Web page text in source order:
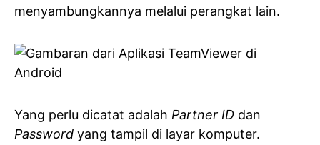
menyambungkannya melalui perangkat lain.
Yang perlu dicatat adalah Partner ID dan
Password yang tampil di layar komputer.